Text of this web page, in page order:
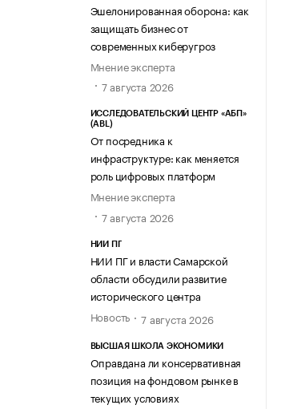
Эшелонированная оборона: как
защищать бизнес от
современных киберугроз
Мнение эксперта
7 августа 2026
ИССЛЕДОВАТЕЛЬСКИЙ ЦЕНТР «АБП»
(ABL)
От посредника к
инфраструктуре: как меняется
роль цифровых платформ
Мнение эксперта
7 августа 2026
НИИ ПГ
НИИ ПГ и власти Самарской
области обсудили развитие
исторического центра
Новость
7 августа 2026
ВЫСШАЯ ШКОЛА ЭКОНОМИКИ
Оправдана ли консервативная
позиция на фондовом рынке в
текущих условиях